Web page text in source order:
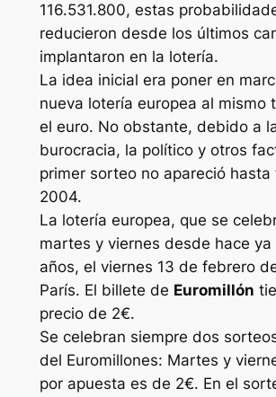
116.531.800, estas
reducieron desde los últimos
implantaron en la lotería.
La idea inicial era poner en
nueva lotería europea al mismo
el euro. No obstante, debido a
burocracia, la político y otros
primer sorteo no apareció
2004.
La lotería europea, que se
martes y viernes desde hace ya
años, el viernes 13 de febrero
París. El billete de Euromillón
precio de 2€.
Se celebran siempre dos
del Euromillones: Martes y
por apuesta es de 2€. En el